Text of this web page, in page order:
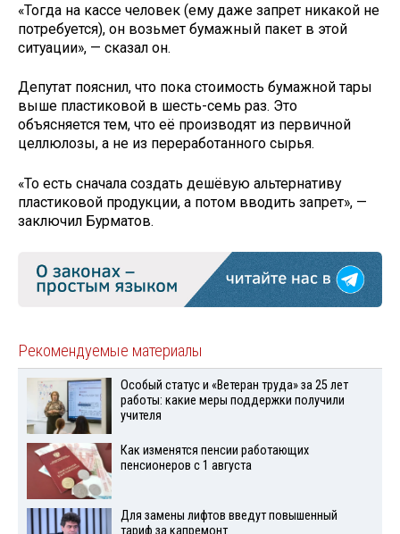
«Тогда на кассе человек (ему даже запрет никакой не
потребуется), он возьмет бумажный пакет в этой
ситуации», — сказал он.
Депутат пояснил, что пока стоимость бумажной тары
выше пластиковой в шесть-семь раз. Это
объясняется тем, что её производят из первичной
целлюлозы, а не из переработанного сырья.
«То есть сначала создать дешёвую альтернативу
пластиковой продукции, а потом вводить запрет», —
заключил Бурматов.
Рекомендуемые материалы
Особый статус и «Ветеран труда» за 25 лет
работы: какие меры поддержки получили
учителя
Как изменятся пенсии работающих
пенсионеров с 1 августа
Для замены лифтов введут повышенный
тариф за капремонт